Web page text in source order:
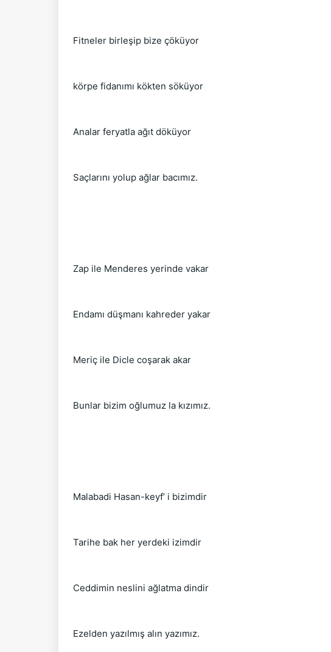
Fitneler birleşip bize çöküyor
körpe fidanımı kökten söküyor
Analar feryatla ağıt döküyor
Saçlarını yolup ağlar bacımız.
Zap ile Menderes yerinde vakar
Endamı düşmanı kahreder yakar
Meriç ile Dicle coşarak akar
Bunlar bizim oğlumuz la kızımız.
Malabadi Hasan-keyf’ i bizimdir
Tarihe bak her yerdeki izimdir
Ceddimin neslini ağlatma dindir
Ezelden yazılmış alın yazımız.